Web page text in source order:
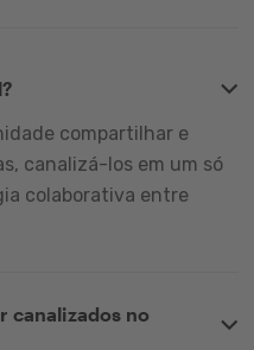
compartilhar e
canalizá-los em um só
colaborativa entre
canalizados no